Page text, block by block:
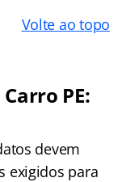
Volte ao topo
PE:
devem
exigidos para